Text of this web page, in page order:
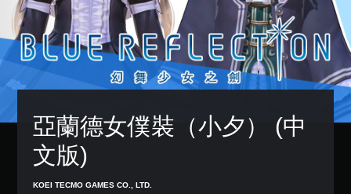
亞蘭德女僕裝（小夕） (中
文版)
KOEI TECMO GAMES CO., LTD.